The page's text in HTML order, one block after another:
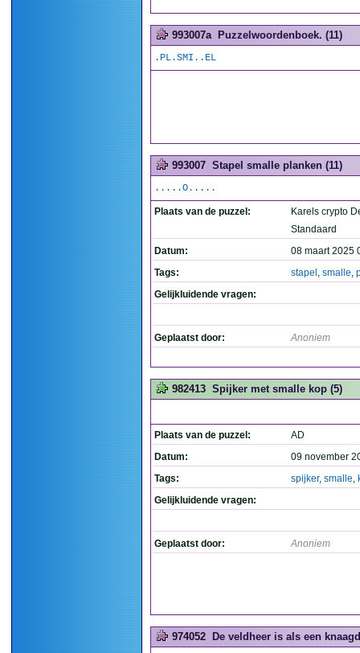
993007a Puzzelwoordenboek. (11)
.PL.SMI..EL
993007 Stapel smalle planken (11)
.....O.....
Plaats van de puzzel:
Karels crypto
Standaard
Datum:
08 maart 2025
Tags:
stapel , smalle,
Gelijkluidende vragen:
Geplaatst door: Anoniem
982413 Spijker met smalle kop (5)
Plaats van de puzzel:
AD
Datum:
09 november
Tags:
spijker, smalle,
Gelijkluidende vragen:
Geplaatst door: Anoniem
974052 De veldheer is als een